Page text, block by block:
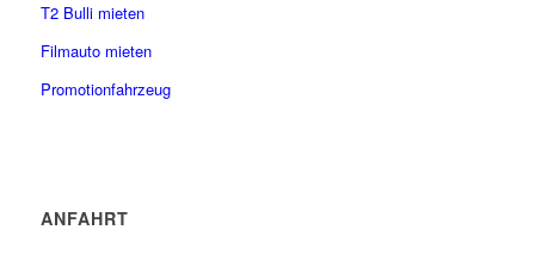
T2 Bulli mieten
Filmauto mieten
Promotionfahrzeug
ANFAHRT